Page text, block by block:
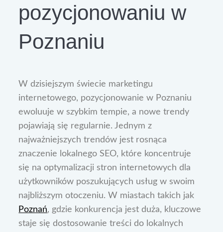
pozycjonowaniu w
Poznaniu
W dzisiejszym świecie marketingu
internetowego, pozycjonowanie w Poznaniu
ewoluuje w szybkim tempie, a nowe trendy
pojawiają się regularnie. Jednym z
najważniejszych trendów jest rosnąca
znaczenie lokalnego SEO, które koncentruje
się na optymalizacji stron internetowych dla
użytkowników poszukujących usług w swoim
najbliższym otoczeniu. W miastach takich jak
Poznań, gdzie konkurencja jest duża, kluczowe
staje się dostosowanie treści do lokalnych